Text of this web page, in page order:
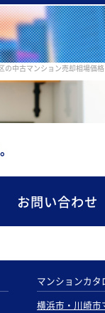
の中古マンション売却相場価
お問い合わせ
マンションカタ
横浜市・川崎市